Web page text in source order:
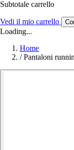
Subtotale carrello
Vedi il mio carrello
Loading...
Home
/ Pantaloni